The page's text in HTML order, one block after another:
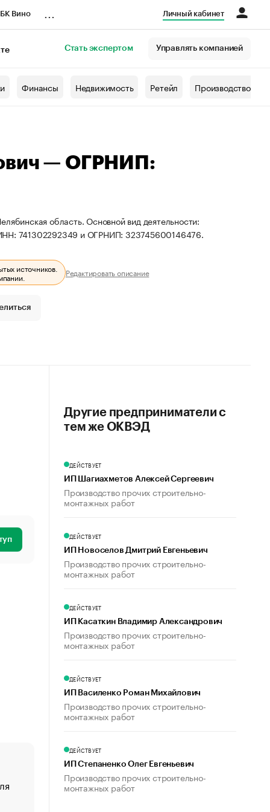
Вино Личный кабинет
Стать экспертом Управлять компанией
Финансы Недвижимость Ретейл Производство
— ОГРНИП:
область. Основной вид деятельности:
741302292349 и ОГРНИП: 323745600146476.
источников.
Редактировать описание
«От спорта тело стареет иначе». Как живет глава
создавшей GTA
Другие предприниматели с
тем же ОКВЭД
ДЕЙСТВУЕТ
ИП Шагиахметов Алексей Сергеевич
Производство прочих строительно-
монтажных работ
ДЕЙСТВУЕТ
ИП Новоселов Дмитрий Евгеньевич
Производство прочих строительно-
монтажных работ
ДЕЙСТВУЕТ
ИП Касаткин Владимир Александрович
Производство прочих строительно-
монтажных работ
ДЕЙСТВУЕТ
ИП Василенко Роман Михайлович
Производство прочих строительно-
монтажных работ
ДЕЙСТВУЕТ
ИП Степаненко Олег Евгеньевич
Производство прочих строительно-
монтажных работ